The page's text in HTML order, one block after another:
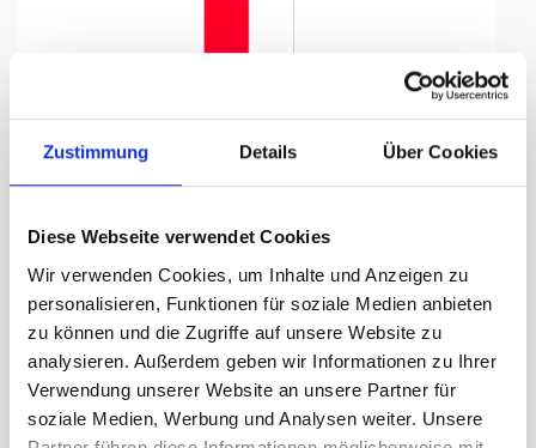
Zustimmung Details Über Cookies
Diese Webseite verwendet Cookies
Wir verwenden Cookies, um Inhalte und Anzeigen zu
personalisieren, Funktionen für soziale Medien anbieten
zu können und die Zugriffe auf unsere Website zu
analysieren. Außerdem geben wir Informationen zu Ihrer
Verwendung unserer Website an unsere Partner für
soziale Medien, Werbung und Analysen weiter. Unsere
Flagge, Kanton bedruckt
Solothurn, 100 x 400 cm,
239.95 CHF